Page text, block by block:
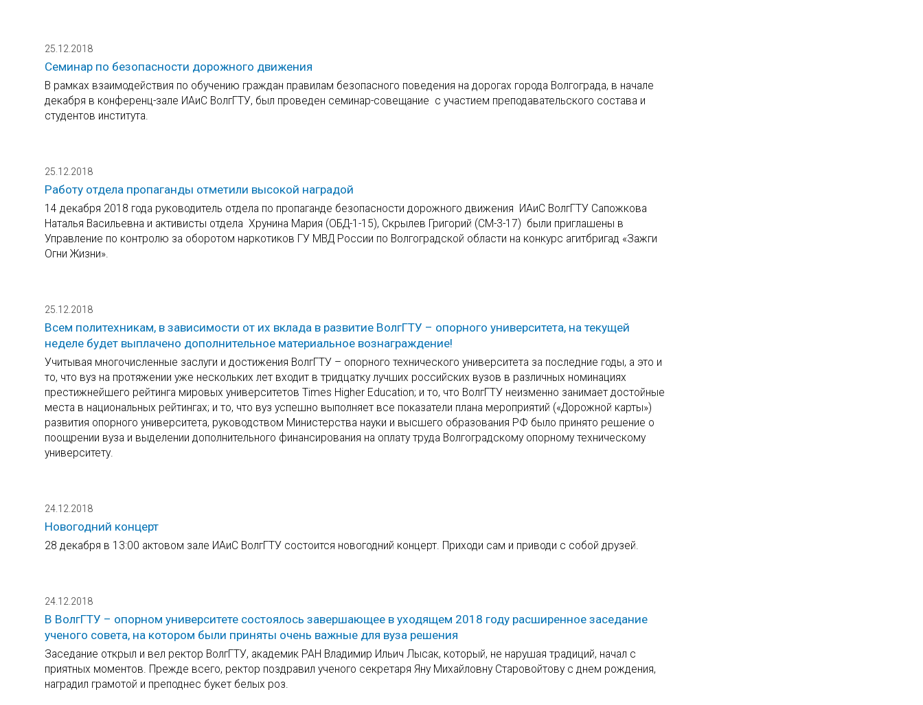
25.12.2018
Семинар по безопасности дорожного движения
В рамках взаимодействия по обучению граждан правилам безопасного поведения на дорогах города Волгограда, в начале
декабря в конференц-зале ИАиС ВолгГТУ, был проведен семинар-совещание с участием преподавательского состава и
студентов института.
25.12.2018
Работу отдела пропаганды отметили высокой наградой
14 декабря 2018 года руководитель отдела по пропаганде безопасности дорожного движения ИАиС ВолгГТУ Сапожкова
Наталья Васильевна и активисты отдела Хрунина Мария (ОБД-1-15), Скрылев Григорий (СМ-3-17) были приглашены в
Управление по контролю за оборотом наркотиков ГУ МВД России по Волгоградской области на конкурс агитбригад «Зажги
Огни Жизни».
25.12.2018
Всем политехникам, в зависимости от их вклада в развитие ВолгГТУ – опорного университета, на текущей
неделе будет выплачено дополнительное материальное вознаграждение!
Учитывая многочисленные заслуги и достижения ВолгГТУ – опорного технического университета за последние годы, а это и
то, что вуз на протяжении уже нескольких лет входит в тридцатку лучших российских вузов в различных номинациях
престижнейшего рейтинга мировых университетов Times Higher Education; и то, что ВолгГТУ неизменно занимает достойные
места в национальных рейтингах; и то, что вуз успешно выполняет все показатели плана мероприятий («Дорожной карты»)
развития опорного университета, руководством Министерства науки и высшего образования РФ было принято решение о
поощрении вуза и выделении дополнительного финансирования на оплату труда Волгоградскому опорному техническому
университету.
24.12.2018
Новогодний концерт
28 декабря в 13:00 актовом зале ИАиС ВолгГТУ состоится новогодний концерт. Приходи сам и приводи с собой друзей.
24.12.2018
В ВолгГТУ – опорном университете состоялось завершающее в уходящем 2018 году расширенное заседание
ученого совета, на котором были приняты очень важные для вуза решения
Заседание открыл и вел ректор ВолгГТУ, академик РАН Владимир Ильич Лысак, который, не нарушая традиций, начал с
приятных моментов. Прежде всего, ректор поздравил ученого секретаря Яну Михайловну Старовойтову с днем рождения,
наградил грамотой и преподнес букет белых роз.